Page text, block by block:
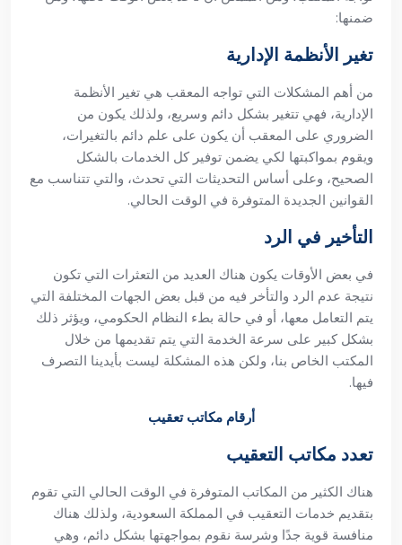
ضمنها:
تغير الأنظمة الإدارية
من أهم المشكلات التي تواجه المعقب هي تغير الأنظمة
الإدارية، فهي تتغير بشكل دائم وسريع، ولذلك يكون من
الضروري على المعقب أن يكون على علم دائم بالتغيرات،
ويقوم بمواكبتها لكي يضمن توفير كل الخدمات بالشكل
الصحيح، وعلى أساس التحديثات التي تحدث، والتي تتناسب مع
القوانين الجديدة المتوفرة في الوقت الحالي.
التأخير في الرد
في بعض الأوقات يكون هناك العديد من التعثرات التي تكون
نتيجة عدم الرد والتأخر فيه من قبل بعض الجهات المختلفة التي
يتم التعامل معها، أو في حالة بطء النظام الحكومي، ويؤثر ذلك
بشكل كبير على سرعة الخدمة التي يتم تقديمها من خلال
المكتب الخاص بنا، ولكن هذه المشكلة ليست بأيدينا التصرف
فيها.
أرقام مكاتب تعقيب
تعدد مكاتب التعقيب
هناك الكثير من المكاتب المتوفرة في الوقت الحالي التي تقوم
بتقديم خدمات التعقيب في المملكة السعودية، ولذلك هناك
منافسة قوية جدًا وشرسة نقوم بمواجهتها بشكل دائم، وهي